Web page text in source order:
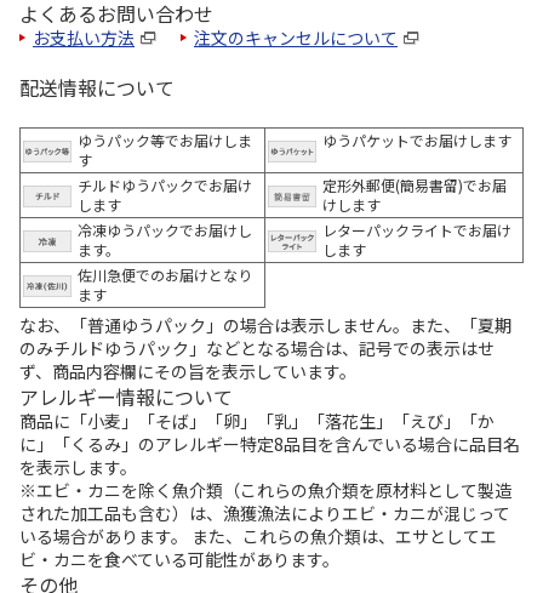
よくあるお問い合わせ
お支払い方法 注文のキャンセルについて
配送情報について
ゆうパック等でお届けしま
す
ゆうパケットでお届けします
チルドゆうパックでお届け
します
定形外郵便(簡易書留)でお届
けします
冷凍ゆうパックでお届けし
ます。
レターパックライトでお届け
します
佐川急便でのお届けとなり
ます
なお、「普通ゆうパック」の場合は表示しません。また、「夏期
のみチルドゆうパック」などとなる場合は、記号での表示はせ
ず、商品内容欄にその旨を表示しています。
アレルギー情報について
商品に「小麦」「そば」「卵」「乳」「落花生」「えび」「か
に」「くるみ」のアレルギー特定8品目を含んでいる場合に品目名
を表示します。
※エビ・カニを除く魚介類（これらの魚介類を原材料として製造
された加工品も含む）は、漁獲漁法によりエビ・カニが混じって
いる場合があります。 また、これらの魚介類は、エサとしてエ
ビ・カニを食べている可能性があります。
その他